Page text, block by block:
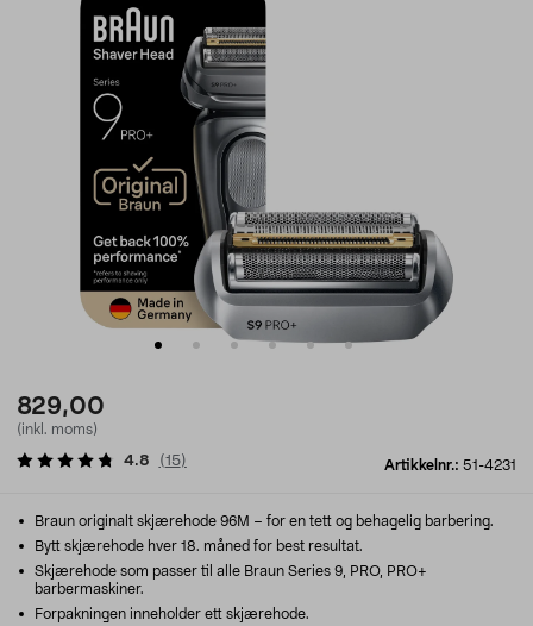
829,00
(inkl. moms)
Artikkelnr.: 51-4231
4.8 (15)
Braun originalt skjærehode 96M – for en tett og behagelig barbering.
Bytt skjærehode hver 18. måned for best resultat.
Skjærehode som passer til alle Braun Series 9, PRO, PRO+
barbermaskiner.
Forpakningen inneholder ett skjærehode.